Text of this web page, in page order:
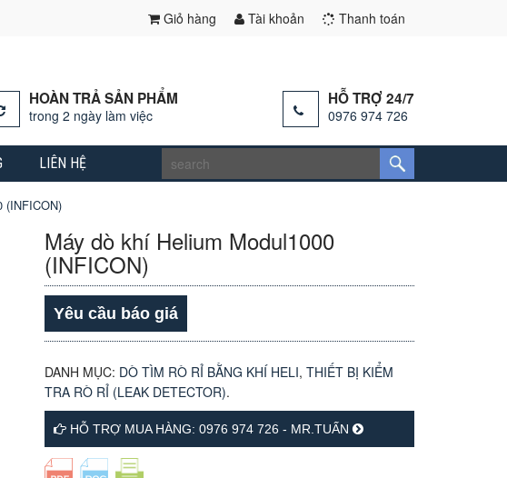
Giỏ hàng Tài khoản Thanh toán
HOÀN TRẢ SẢN PHẨM
trong 2 ngày làm việc
HỖ TRỢ 24/7
0976 974 726
LIÊN HỆ
(INFICON)
Máy dò khí Helium Modul1000
(INFICON)
Yêu cầu báo giá
DANH MỤC: DÒ TÌM RÒ RỈ BẰNG KHÍ HELI,THIẾT BỊ KIỂM
TRA RÒ RỈ (LEAK DETECTOR).
HỖ TRỢ MUA HÀNG: 0976 974 726 - MR.TUẤN